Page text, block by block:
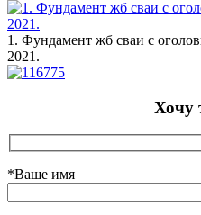
1. Фундамент жб сваи с
2021.
Хочу
*Ваше имя